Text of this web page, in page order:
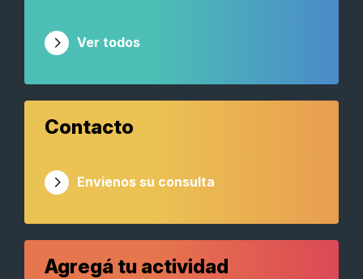
Ver todos
Contacto
Envienos su consulta
Agregá tu actividad